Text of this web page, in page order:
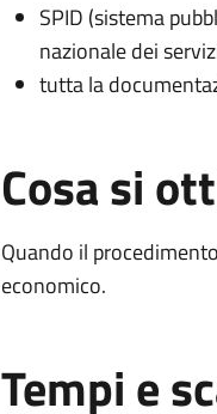
SPID (sistema
nazionale dei
tutta la
Cosa si
Quando il
economico.
Tempi e